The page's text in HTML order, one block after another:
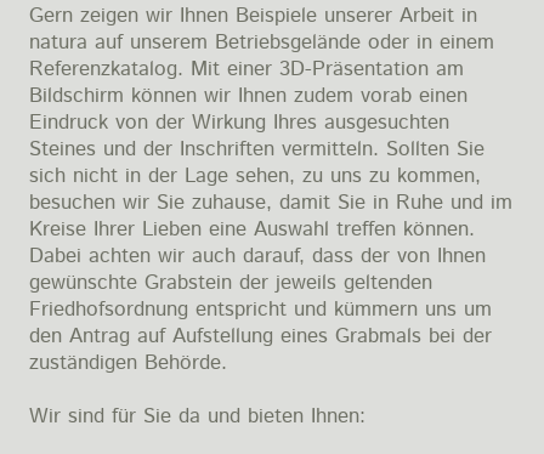
Gern zeigen wir Ihnen Beispiele unserer Arbeit in
natura auf unserem Betriebsgelände oder in einem
Referenzkatalog. Mit einer 3D-Präsentation am
Bildschirm können wir Ihnen zudem vorab einen
Eindruck von der Wirkung Ihres ausgesuchten
Steines und der Inschriften vermitteln. Sollten Sie
sich nicht in der Lage sehen, zu uns zu kommen,
besuchen wir Sie zuhause, damit Sie in Ruhe und im
Kreise Ihrer Lieben eine Auswahl treffen können.
Dabei achten wir auch darauf, dass der von Ihnen
gewünschte Grabstein der jeweils geltenden
Friedhofsordnung entspricht und kümmern uns um
den Antrag auf Aufstellung eines Grabmals bei der
zuständigen Behörde.
Wir sind für Sie da und bieten Ihnen: